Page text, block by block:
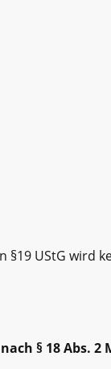
§19 UStG wird
§ 18 Abs. 2